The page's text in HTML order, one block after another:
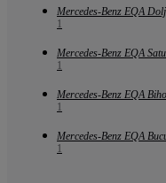
Mercedes-Benz EQA Dolj
1
Mercedes-Benz EQA
1
Mercedes-Benz EQA
1
Mercedes-Benz EQA
1